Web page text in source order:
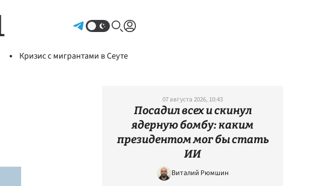
Кризис с мигрантами в Сеуте
07 августа 2026, 10:43
Посадил всех и скинул
ядерную бомбу: каким
президентом мог бы стать
ИИ
Виталий Рюмшин